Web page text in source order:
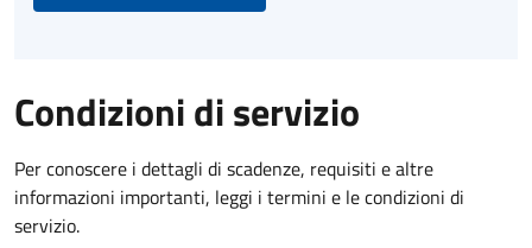
Condizioni di servizio
Per conoscere i dettagli di scadenze, requisiti e altre
informazioni importanti, leggi i termini e le condizioni di
servizio.